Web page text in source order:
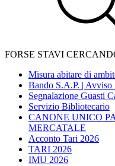
FORSE STAVI
Misura abitare di
Bando S.A.P. | Avviso
Segnalazione Guasti
Servizio Bibliotecario
CANONE UNICO
MERCATALE
Acconto Tari 2026
TARI 2026
IMU 2026